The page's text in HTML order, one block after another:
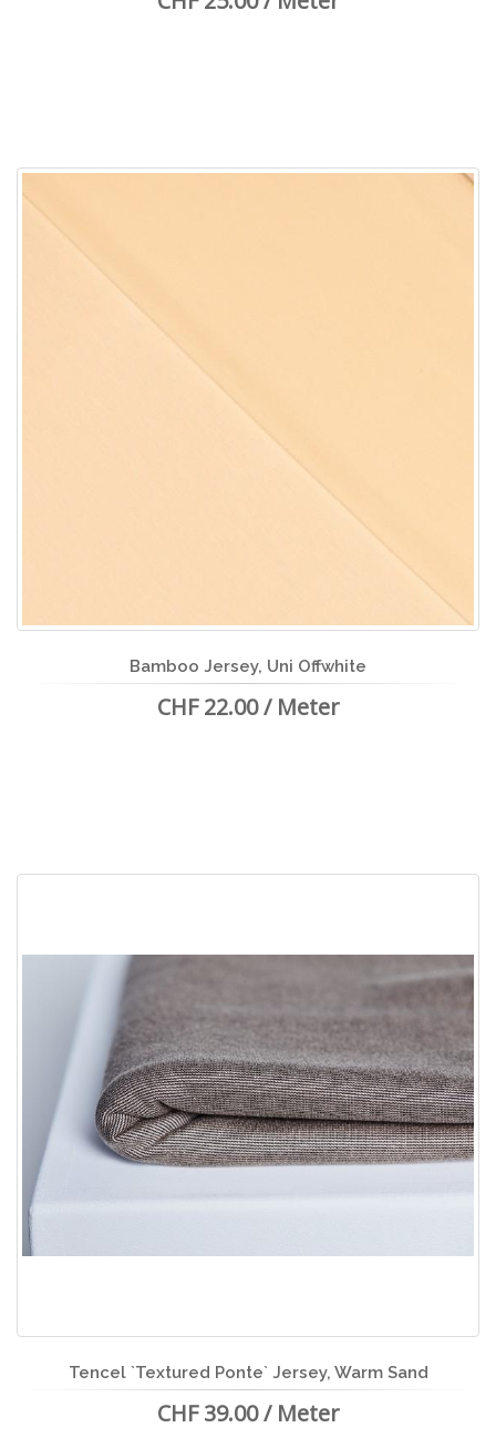
Bamboo Jersey, Uni Offwhite
CHF 22.00 / Meter
Tencel `Textured Ponte` Jersey, Warm Sand
CHF 39.00 / Meter